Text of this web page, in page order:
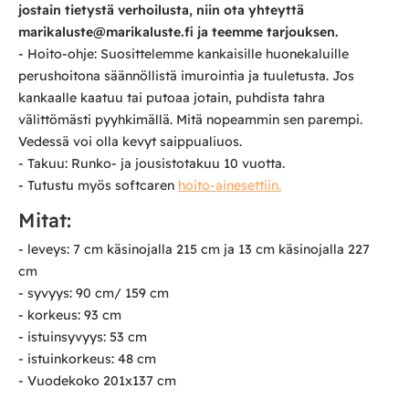
jostain tietystä verhoilusta, niin ota yhteyttä
marikaluste@marikaluste.fi ja teemme tarjouksen.
- Hoito-ohje: Suosittelemme kankaisille huonekaluille
perushoitona säännöllistä imurointia ja tuuletusta. Jos
kankaalle kaatuu tai putoaa jotain, puhdista tahra
välittömästi pyyhkimällä. Mitä nopeammin sen parempi.
Vedessä voi olla kevyt saippualiuos.
- Takuu: Runko- ja jousistotakuu 10 vuotta.
- Tutustu myös softcaren hoito-ainesettiin.
Mitat:
- leveys: 7 cm käsinojalla 215 cm ja 13 cm käsinojalla 227
cm
- syvyys: 90 cm/ 159 cm
- korkeus: 93 cm
- istuinsyvyys: 53 cm
- istuinkorkeus: 48 cm
- Vuodekoko 201x137 cm